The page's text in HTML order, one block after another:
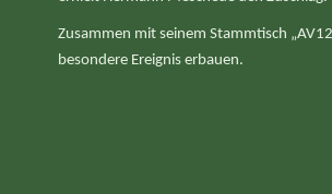
Zusammen mit seinem Stammtisch
besondere Ereignis erbauen.